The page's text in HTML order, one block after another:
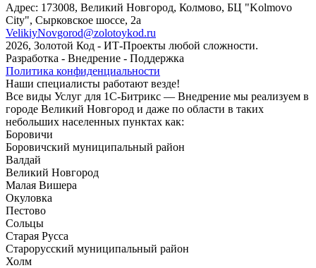
Адрес: 173008, Великий Новгород, Колмово, БЦ "Kolmovo
City", ​Сырковское шоссе, 2а
VelikiyNovgorod@zolotoykod.ru
2026, Золотой Код - ИТ-Проекты любой сложности.
Разработка - Внедрение - Поддержка
Политика конфиденциальности
Наши специалисты работают везде!
Все виды Услуг для 1С-Битрикс — Внедрение мы реализуем в
городе Великий Новгород и даже по области в таких
небольших населенных пунктах как:
Боровичи
Боровичский муниципальный район
Валдай
Великий Новгород
Малая Вишера
Окуловка
Пестово
Сольцы
Старая Русса
Старорусский муниципальный район
Холм